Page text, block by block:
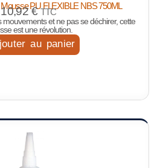
PU FLEXIBLE NBS 750ML
10,92€ TTC
et ne pas se déchirer, cette
est une révolution.
au panier